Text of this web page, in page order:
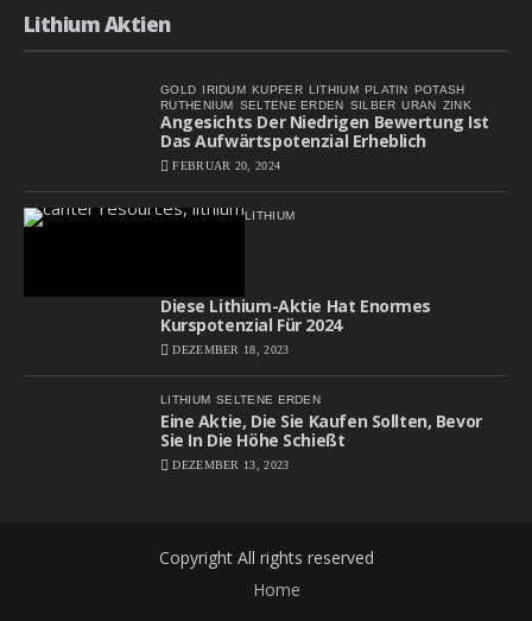
Lithium Aktien
GOLD IRIDUM KUPFER LITHIUM PLATIN
POTASH
RUTHENIUM
SELTENE ERDEN SILBER URAN ZINK
Angesichts Der Niedrigen Bewertung Ist
Das Aufwärtspotenzial Erheblich
FEBRUAR 20, 2024
LITHIUM
Diese Lithium-Aktie Hat Enormes
Kurspotenzial Für 2024
DEZEMBER 18, 2023
LITHIUM SELTENE ERDEN
Eine Aktie, Die Sie Kaufen Sollten, Bevor
Sie In Die Höhe Schießt
DEZEMBER 13, 2023
Copyright All rights reserved
Home